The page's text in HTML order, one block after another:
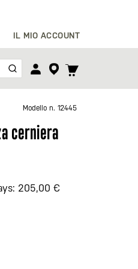
IL MIO ACCOUNT
TOGGLE
Modello n. 12445
cerniera
205,00 €